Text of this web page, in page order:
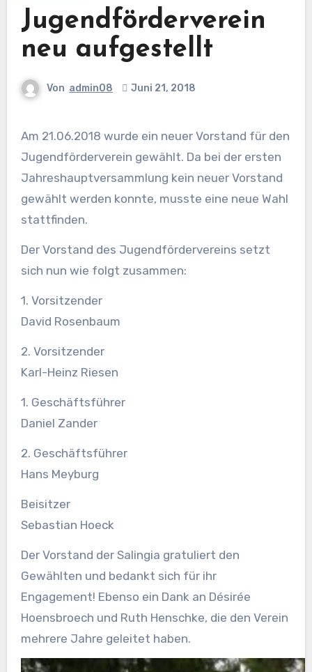
Jugendförderverein
neu aufgestellt
Von admin08 Juni 21, 2018
Am 21.06.2018 wurde ein neuer Vorstand für den
Jugendförderverein gewählt. Da bei der ersten
Jahreshauptversammlung kein neuer Vorstand
gewählt werden konnte, musste eine neue Wahl
stattfinden.
Der Vorstand des Jugendfördervereins setzt
sich nun wie folgt zusammen:
1. Vorsitzender
David Rosenbaum
2. Vorsitzender
Karl-Heinz Riesen
1. Geschäftsführer
Daniel Zander
2. Geschäftsführer
Hans Meyburg
Beisitzer
Sebastian Hoeck
Der Vorstand der Salingia gratuliert den
Gewählten und bedankt sich für ihr
Engagement! Ebenso ein Dank an Désirée
Hoensbroech und Ruth Henschke, die den Verein
mehrere Jahre geleitet haben.